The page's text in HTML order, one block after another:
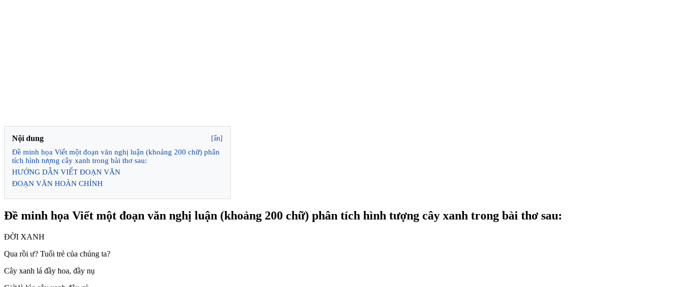
Nội dung [ẩn]
Đề minh họa Viết một đoạn văn nghị luận (khoảng 200 chữ) phân
tích hình tượng cây xanh trong bài thơ sau:
HƯỚNG DẪN VIẾT ĐOẠN VĂN
ĐOẠN VĂN HOÀN CHỈNH
Đề minh họa Viết một đoạn văn nghị luận (khoảng 200 chữ) phân tích hình tượng cây xanh trong bài thơ sau:
ĐỜI XANH
Qua rồi ư? Tuổi trẻ của chúng ta?
Cây xanh lá đầy hoa, đầy nụ